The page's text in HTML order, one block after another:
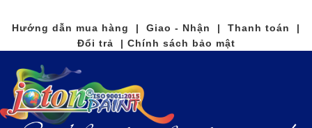
Hướng dẫn mua hàng | Giao - Nhận | Thanh toán |
Đổi trả | Chính sách bảo mật